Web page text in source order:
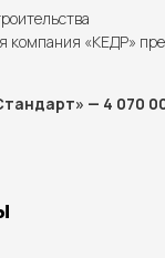
компания «КЕДР»
— 4 070